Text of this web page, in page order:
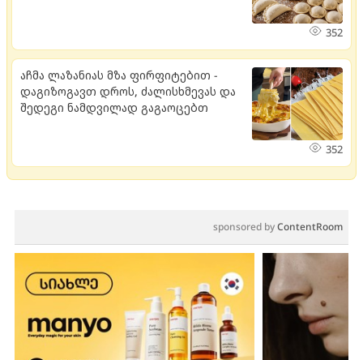
352
აჩმა ლაზანიას მზა ფირფიტებით -
დაგიზოგავთ დროს, ძალისხმევას და
შედეგი ნამდვილად გაგაოცებთ
352
sponsored byContentRoom